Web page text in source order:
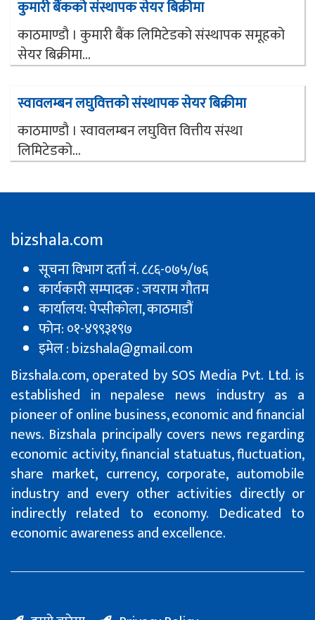
कुमारी बैंकको संस्थापक सेयर बिक्रीमा
काठमाण्डौ । कुमारी बैंक लिमिटेडको संस्थापक समूहको
सेयर बिक्रीमा...
स्वावलम्बन लघुवित्तको संस्थापक सेयर बिक्रीमा
काठमाण्डौ । स्वावलम्बन लघुवित्त वित्तीय संस्था
लिमिटेडको...
bizshala.com
सूचना विभाग दर्ता नं. ८८६-०७५/७६
कार्यकारी सम्पादक : जयराम गौतम
कार्यालय: पेप्सीकाेला, काठमाडौं
फोन: ०१-४९९३१९७
इमेल : bizshala@gmail.com
Bizshala.com, operated by SOS Media Pvt. Ltd. is
established in nepalese news industry as a
pioneer of online business, economic and financial
news. Bizshala principally covers news regarding
economic activity, financial statuatus, fluctuation,
share market, currency, corporate, automobile
industry and every other activities directly or
indirectly related to economy. Dedicated to
economic awareness and excellence.